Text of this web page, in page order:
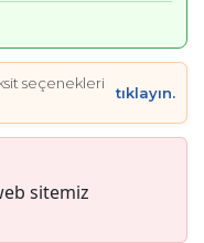
seçenekleri
tıklayın.
sitemiz